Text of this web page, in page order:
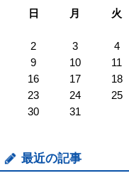
日
月 火
2
3 4
9
10 11
16
17 18
23
24 25
30
31
最近の記事